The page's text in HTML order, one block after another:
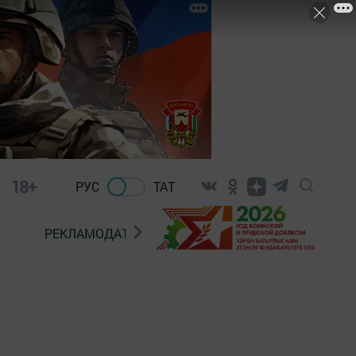
18+ РУС ТАТ
РЕКЛАМОДАТЕЛЯМ